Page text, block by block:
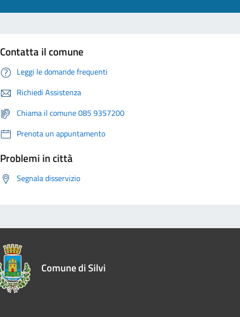
Contatta il comune
Leggi le domande frequenti
Richiedi Assistenza
Chiama il comune 085 9357200
Prenota un appuntamento
Problemi in città
Segnala disservizio
Comune di Silvi